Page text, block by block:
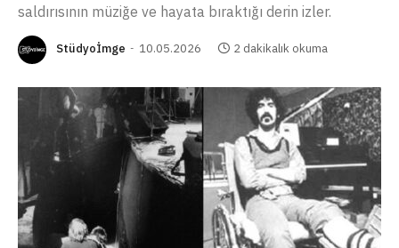
saldırısının müziğe ve hayata bıraktığı derin izler.
Stüdyoİmge 10.05.2026 2 dakikalık okuma